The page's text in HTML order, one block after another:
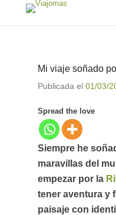
Mi viaje soñado
Publicada el 01/03/
Spread the love
Siempre he
maravillas del
empezar por la
tener aventura y
paisaje con